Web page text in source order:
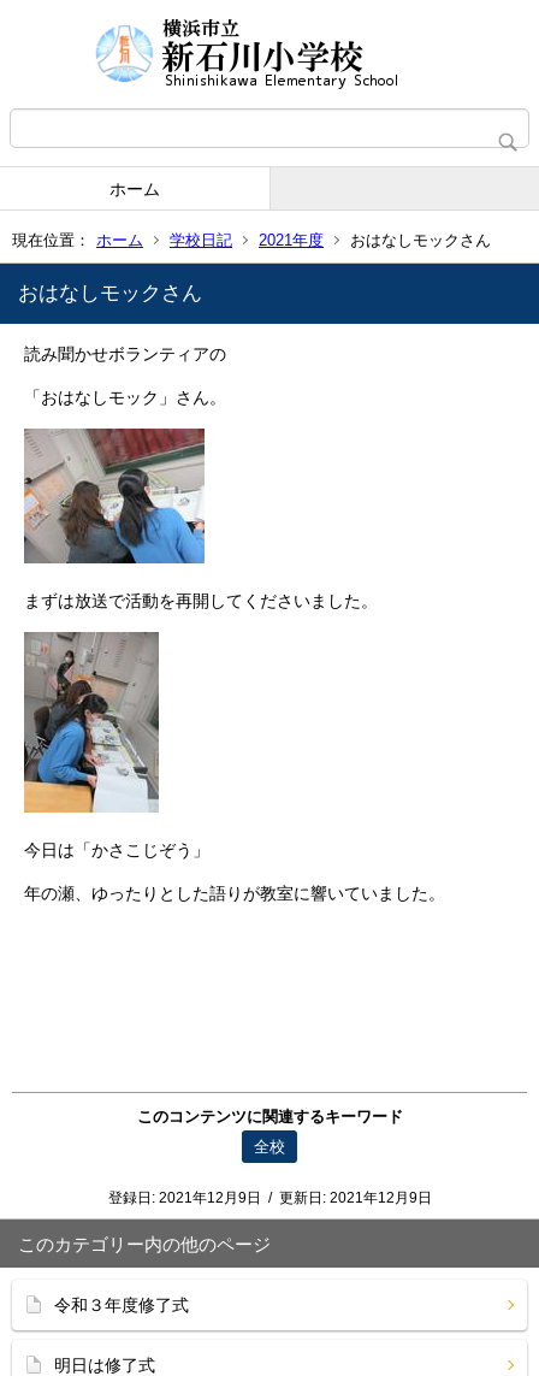
ホーム
現在位置： ホーム 学校日記 2021年度 おはなしモックさん
おはなしモックさん
読み聞かせボランティアの
「おはなしモック」さん。
まずは放送で活動を再開してくださいました。
今日は「かさこじぞう」
年の瀬、ゆったりとした語りが教室に響いていました。
このコンテンツに関連するキーワード
全校
登録日: 2021年12月9日 / 更新日: 2021年12月9日
このカテゴリー内の他のページ
令和３年度修了式
明日は修了式